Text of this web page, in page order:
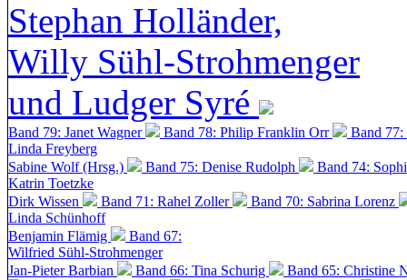
Stephan Holländer,
Willy Sühl-Strohmenger
und Ludger Syré
Band 79: Janet Wagner Band 78: Philip Franklin Orr
Band
Linda Freyberg
Sabine Wolf (Hrsg.)
Band 75: Denise Rudolph
Band 74:
Katrin Toetzke
Dirk Wissen
Band 71: Rahel Zoller
Band 70: Sabrina Lorenz
Linda Schünhoff
Benjamin Flämig
Band 67:
Wilfried Sühl-Strohmenger
Jan-Pieter Barbian
Band 66: Tina Schurig
Band 65: Christine